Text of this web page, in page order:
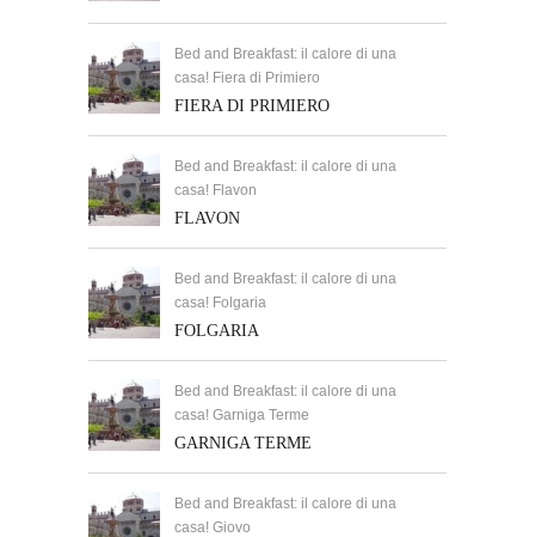
Bed and Breakfast: il calore di una
casa! Fiera di Primiero
FIERA DI PRIMIERO
Bed and Breakfast: il calore di una
casa! Flavon
FLAVON
Bed and Breakfast: il calore di una
casa! Folgaria
FOLGARIA
Bed and Breakfast: il calore di una
casa! Garniga Terme
GARNIGA TERME
Bed and Breakfast: il calore di una
casa! Giovo